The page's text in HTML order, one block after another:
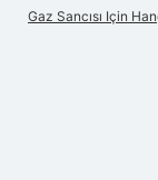
Gaz Sancısı Için